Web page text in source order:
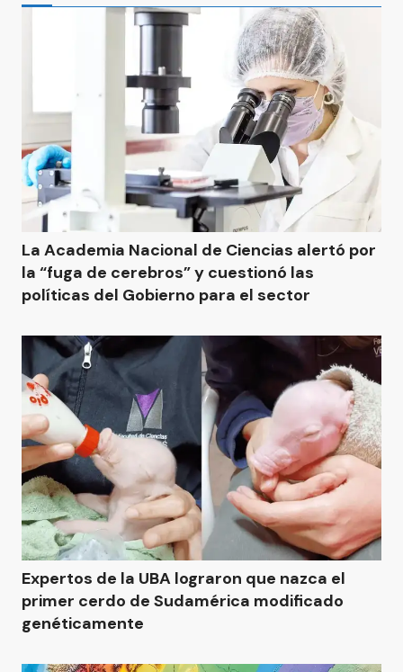
La Academia Nacional de Ciencias alertó por
la “fuga de cerebros” y cuestionó las
políticas del Gobierno para el sector
Expertos de la UBA lograron que nazca el
primer cerdo de Sudamérica modificado
genéticamente